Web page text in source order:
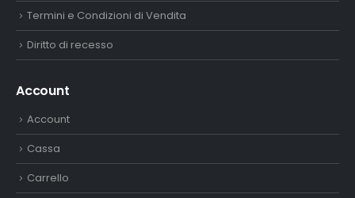
Termini e Condizioni di Vendita
Diritto di recesso
Account
Account
Cassa
Carrello